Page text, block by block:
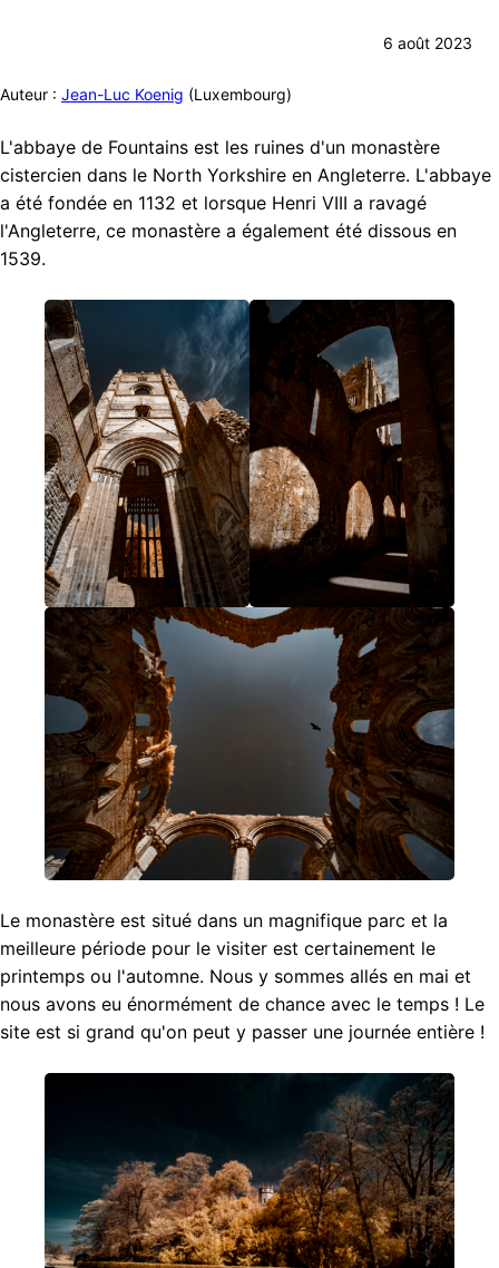
6 août 2023
Auteur : Jean-Luc Koenig (Luxembourg)
L'abbaye de Fountains est les ruines d'un monastère
cistercien dans le North Yorkshire en Angleterre. L'abbaye
a été fondée en 1132 et lorsque Henri VIII a ravagé
l'Angleterre, ce monastère a également été dissous en
1539.
Le monastère est situé dans un magnifique parc et la
meilleure période pour le visiter est certainement le
printemps ou l'automne. Nous y sommes allés en mai et
nous avons eu énormément de chance avec le temps ! Le
site est si grand qu'on peut y passer une journée entière !